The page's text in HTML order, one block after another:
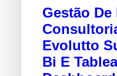
Gestão De
Evolutto
Bi E